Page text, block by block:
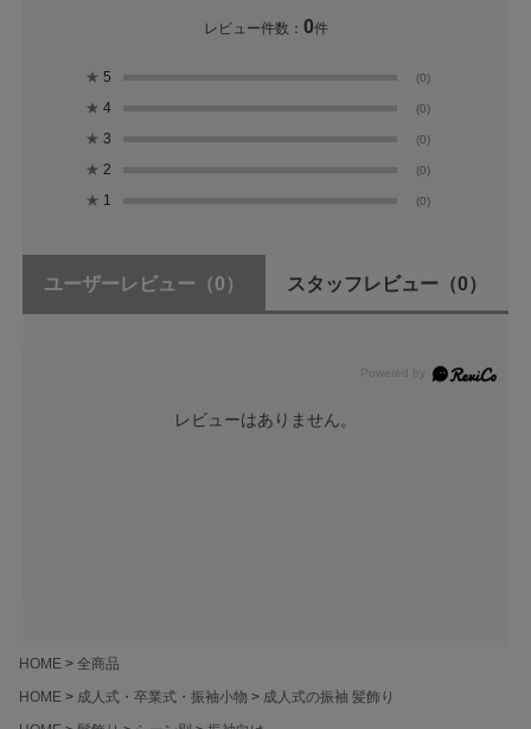
レビュー件数： 0件
★ 5 (0)
★ 4 (0)
★ 3 (0)
★ 2 (0)
★ 1 (0)
ユーザーレビュー （0） スタッフレビュー （0）
レビューはありません。
HOME
全商品
HOME
成人式・卒業式・振袖小物
成人式の振袖 髪飾り